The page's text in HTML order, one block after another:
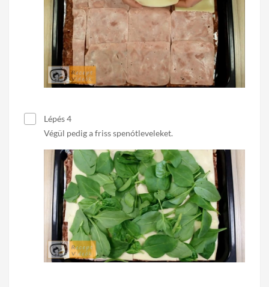
Lépés 4
Végül pedig a friss spenótleveleket.